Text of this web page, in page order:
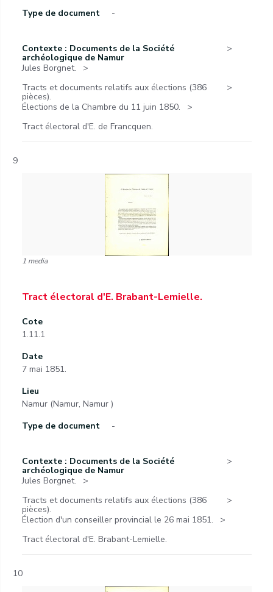
Type de document
-
Contexte : Documents de la Société
archéologique de Namur
Jules Borgnet.
Tracts et documents relatifs aux élections (386
pièces).
Élections de la Chambre du 11 juin 1850.
Tract électoral d'E. de Francquen.
9
1 media
Tract électoral d'E. Brabant-Lemielle.
Cote
1.11.1
Date
7 mai 1851.
Lieu
Namur (Namur, Namur )
Type de document
-
Contexte : Documents de la Société
archéologique de Namur
Jules Borgnet.
Tracts et documents relatifs aux élections (386
pièces).
Élection d'un conseiller provincial le 26 mai 1851.
Tract électoral d'E. Brabant-Lemielle.
10